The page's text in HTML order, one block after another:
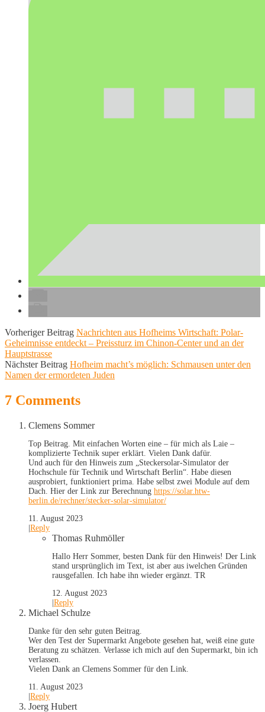
Vorheriger Beitrag Nachrichten aus Hofheims Wirtschaft: Polar-
Geheimnisse entdeckt – Preissturz im Chinon-Center und an der
Hauptstrasse
Nächster Beitrag Hofheim macht’s möglich: Schmausen unter den
Namen der ermordeten Juden
7 Comments
Clemens Sommer
Top Beitrag. Mit einfachen Worten eine – für mich als Laie –
komplizierte Technik super erklärt. Vielen Dank dafür.
Und auch für den Hinweis zum „Steckersolar-Simulator der
Hochschule für Technik und Wirtschaft Berlin“. Habe diesen
ausprobiert, funktioniert prima. Habe selbst zwei Module auf dem
Dach. Hier der Link zur Berechnung https://solar.htw-
berlin.de/rechner/stecker-solar-simulator/
11. August 2023
Reply
Thomas Ruhmöller
Hallo Herr Sommer, besten Dank für den Hinweis! Der Link
stand ursprünglich im Text, ist aber aus iwelchen Gründen
rausgefallen. Ich habe ihn wieder ergänzt. TR
12. August 2023
Reply
Michael Schulze
Danke für den sehr guten Beitrag.
Wer den Test der Supermarkt Angebote gesehen hat, weiß eine gute
Beratung zu schätzen. Verlasse ich mich auf den Supermarkt, bin ich
verlassen.
Vielen Dank an Clemens Sommer für den Link.
11. August 2023
Reply
Joerg Hubert